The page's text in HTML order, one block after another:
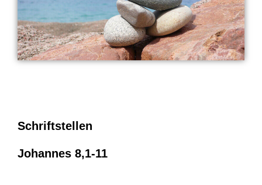
Schriftstellen
Johannes 8,1-11